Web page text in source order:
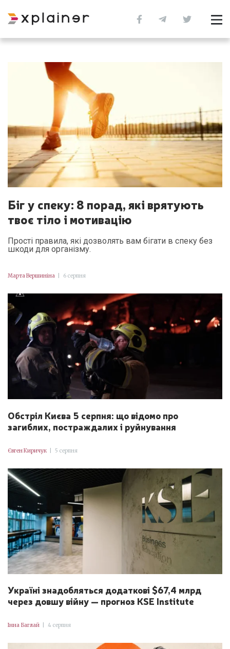
Біг у спеку: 8 порад, які врятують
твоє тіло і мотивацію
Прості правила, які дозволять вам бігати в спеку без
шкоди для організму.
Марта Вершиніна 6 серпня
Обстріл Києва 5 серпня: що відомо про
загиблих, постраждалих і руйнування
Євген Киричук 5 серпня
Україні знадобляться додаткові $67,4 млрд
через довшу війну — прогноз KSE Institute
Інна Баглай 4 серпня